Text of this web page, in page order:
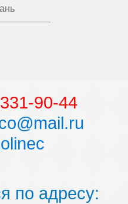
90-44
по адресу: